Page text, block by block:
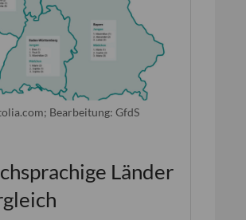
Bearbeitung: GfdS
Länder